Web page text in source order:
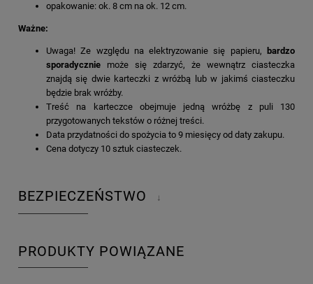
opakowanie: ok. 8 cm na ok. 12 cm.
Ważne:
Uwaga! Ze względu na elektryzowanie się papieru,
bardzo
sporadycznie może się zdarzyć, że wewnątrz ciasteczka
znajdą się dwie karteczki z wróżbą lub w jakimś ciasteczku
będzie brak wróżby.
Treść na karteczce obejmuje jedną wróżbę z puli 130
przygotowanych tekstów o różnej treści.
Data przydatności do spożycia to 9 miesięcy od daty zakupu.
Cena dotyczy 10 sztuk ciasteczek.
BEZPIECZEŃSTWO ↓
PRODUKTY POWIĄZANE